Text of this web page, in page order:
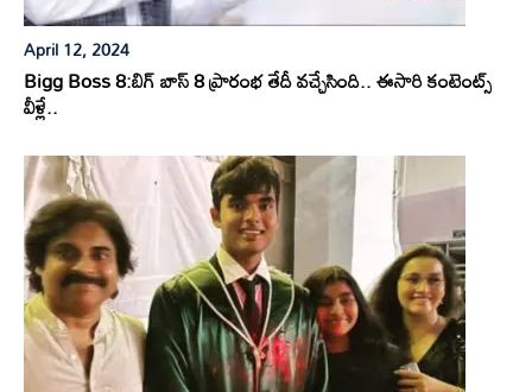
April 12, 2024
Bigg Boss 8:బిగ్ బాస్ 8 ప్రారంభ తేదీ వచ్చేసింది.. ఈసారి కంటెంట్స్
వీళ్లే..